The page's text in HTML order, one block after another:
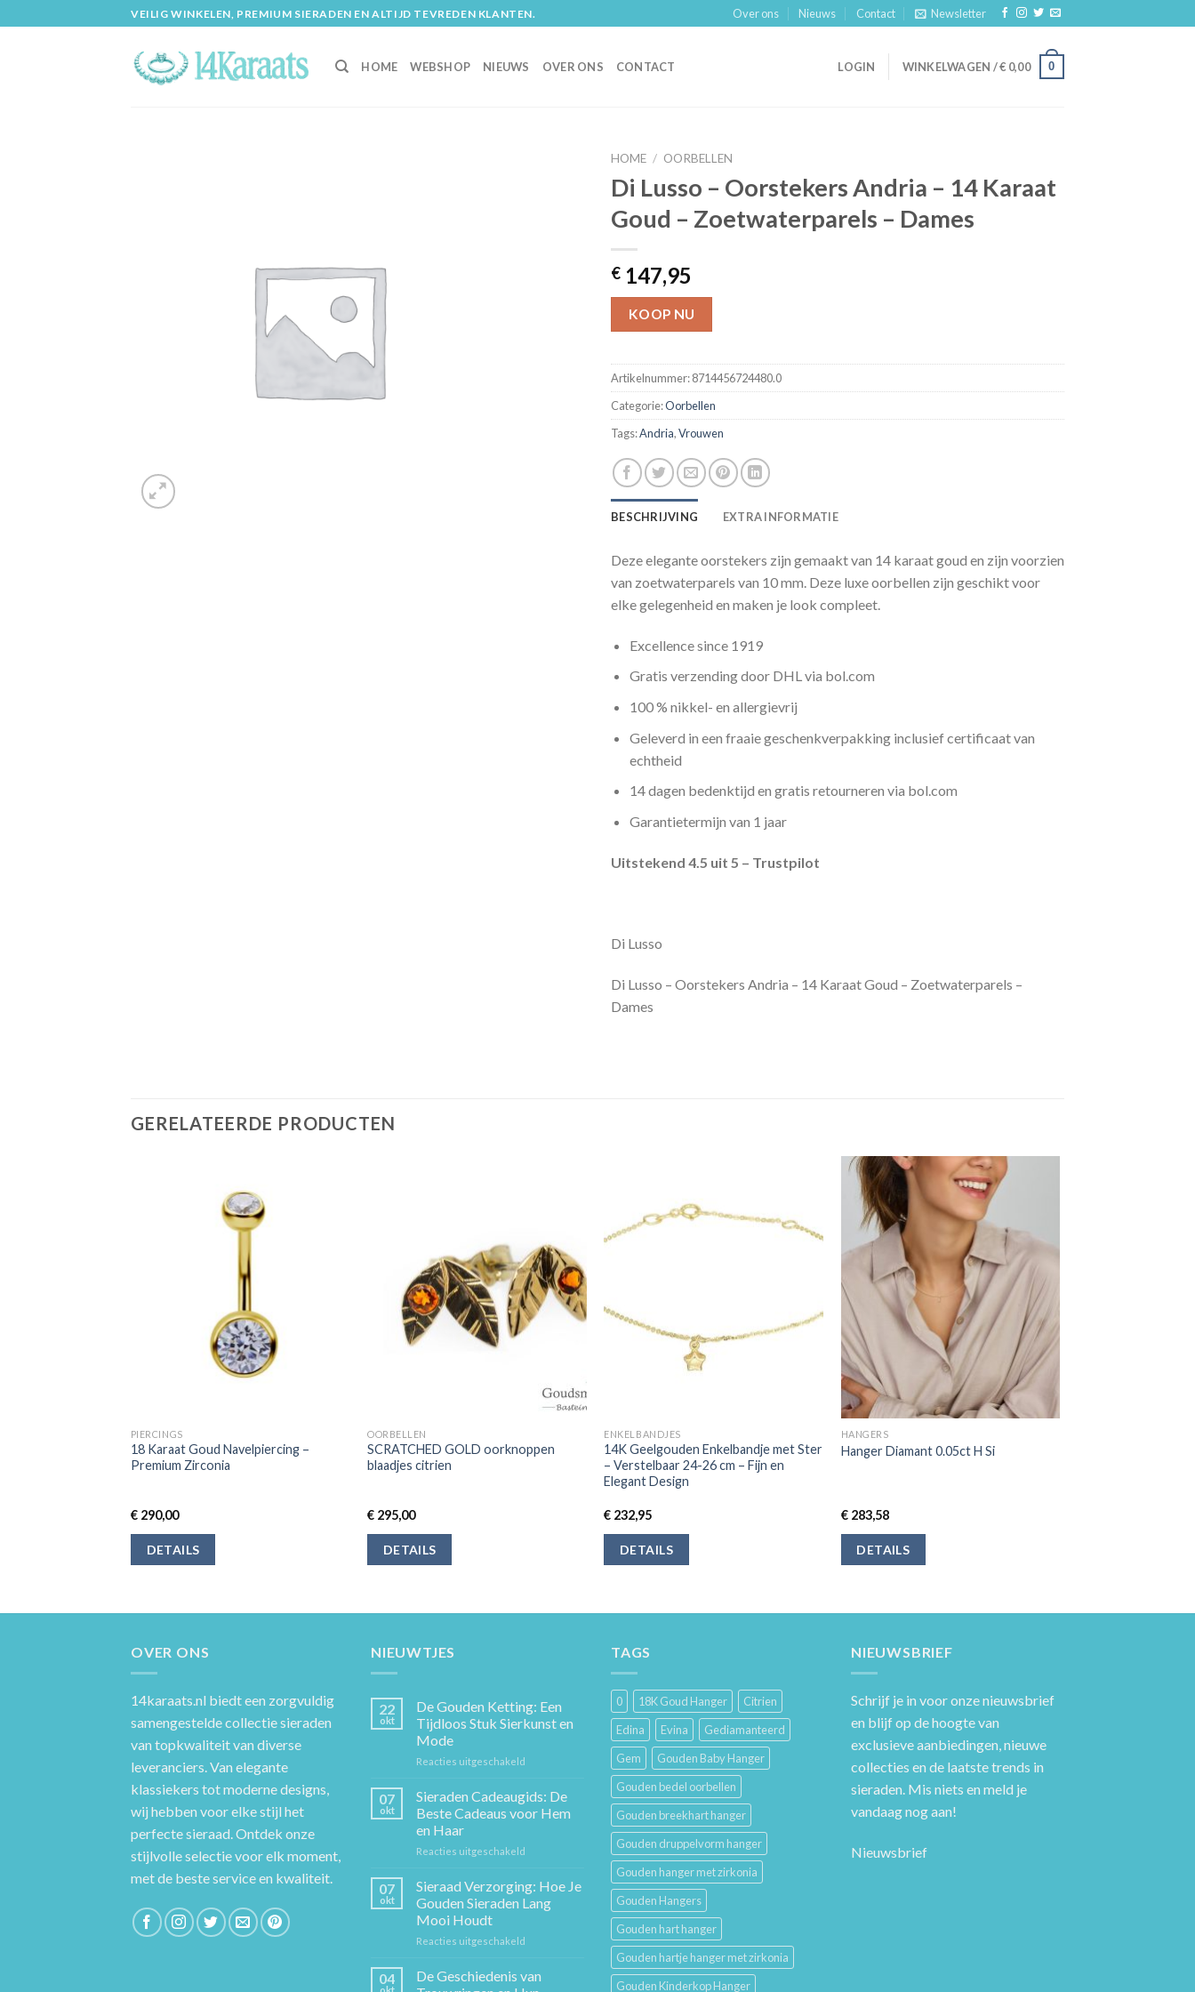
to
VEILIG WINKELEN, PREMIUM SIERADEN EN ALTIJD TEVREDEN KLANTEN. Over ons Nieuws Contact Newsletter
HOME WEBSHOP NIEUWS OVER ONS CONTACT LOGIN WINKELWAGEN /€ 0,00 0
HOME / OORBELLEN
Di Lusso – Oorstekers Andria – 14 Karaat
Goud – Zoetwaterparels – Dames
€ 147,95
KOOP NU
Artikelnummer:8714456724480.0
Categorie:Oorbellen
Tags:Andria,Vrouwen
BESCHRIJVING EXTRA INFORMATIE
Deze elegante oorstekers zijn gemaakt van 14 karaat goud en zijn voorzien
van zoetwaterparels van 10 mm. Deze luxe oorbellen zijn geschikt voor
elke gelegenheid en maken je look compleet.
Excellence since 1919
Gratis verzending door DHL via bol.com
100 % nikkel- en allergievrij
Geleverd in een fraaie geschenkverpakking inclusief certificaat van
echtheid
14 dagen bedenktijd en gratis retourneren via bol.com
Garantietermijn van 1 jaar
Uitstekend 4.5 uit 5 – Trustpilot
Di Lusso
Di Lusso – Oorstekers Andria – 14 Karaat Goud – Zoetwaterparels –
Dames
GERELATEERDE PRODUCTEN
PIERCINGS
18 Karaat Goud Navelpiercing –
Premium Zirconia
€290,00
DETAILS
OORBELLEN
SCRATCHED GOLD oorknoppen
blaadjes citrien
€ 295,00
DETAILS
ENKELBANDJES
14K Geelgouden Enkelbandje met Ster
– Verstelbaar 24-26 cm – Fijn en
Elegant Design
€ 232,95
DETAILS
HANGERS
Hanger Diamant 0.05ct H Si
€283,58
DETAILS
OVER ONS
14karaats.nl biedt een zorgvuldig
samengestelde collectie sieraden
van topkwaliteit van diverse
leveranciers. Van elegante
klassiekers tot moderne designs,
wij hebben voor elke stijl het
perfecte sieraad. Ontdek onze
stijlvolle selectie voor elk moment,
met de beste service en kwaliteit.
NIEUWTJES
22
okt
De Gouden Ketting: Een
Tijdloos Stuk Sierkunst en
Mode
Reacties uitgeschakeld
Gouden
Ketting:
Een
Mode
07
okt
Sieraden Cadeaugids: De
Beste Cadeaus voor Hem
en Haar
Reacties uitgeschakeld
Cadeaugids:
De
Beste
07
okt
Sieraad Verzorging: Hoe Je
Gouden Sieraden Lang
Mooi Houdt
Reacties uitgeschakeld
Hoe
04
De Geschiedenis van
TAGS
0 18K Goud Hanger
Citrien
Edina
Evina
Gediamanteerd
Gem
Gouden Baby Hanger
Gouden bedel oorbellen
Gouden breekhart hanger
Gouden druppelvorm hanger
Gouden hanger met zirkonia
Gouden Hangers
Gouden hart hanger
Gouden hartje hanger met zirkonia
Gouden Kinderkop Hanger
NIEUWSBRIEF
Schrijf je in voor onze nieuwsbrief
en blijf op de hoogte van
exclusieve aanbiedingen, nieuwe
collecties en de laatste trends in
sieraden. Mis niets en meld je
vandaag nog aan!
Nieuwsbrief